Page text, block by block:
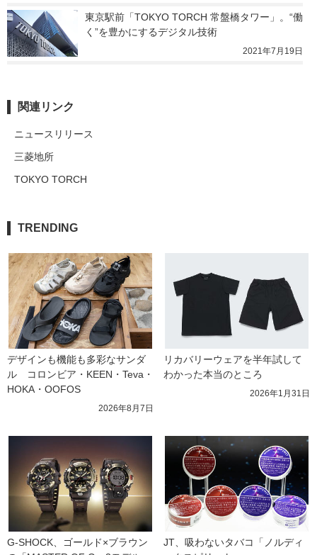
東京駅前「TOKYO TORCH 常盤橋タワー」。“働
く”を豊かにするデジタル技術
2021年7月19日
関連リンク
ニュースリリース
三菱地所
TOKYO TORCH
TRENDING
デザインも機能も多彩なサンダ
ル　コロンビア・KEEN・Teva・
HOKA・OOFOS
2026年8月7日
リカバリーウェアを半年試して
わかった本当のところ
2026年1月31日
G-SHOCK、ゴールド×ブラウン
JT、吸わないタバコ「ノルディ